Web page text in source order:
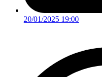
20/01/2025 19:00